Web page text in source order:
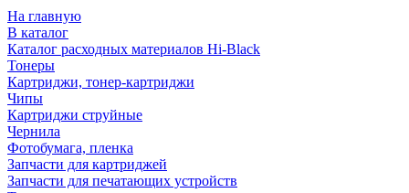
На главную
В каталог
Каталог расходных материалов Hi-Black
Тонеры
Картриджи, тонер-картриджи
Чипы
Картриджи струйные
Чернила
Фотобумага, пленка
Запчасти для картриджей
Запчасти для печатающих устройств